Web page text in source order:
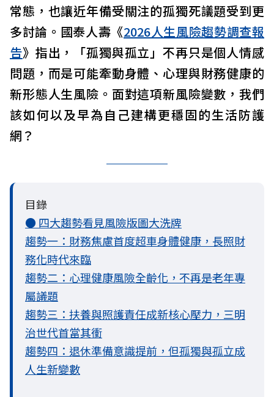
常態，也讓近年備受關注的孤獨死議題受到更
多討論。國泰人壽《2026人生風險趨勢調查報
告》指出，「孤獨與孤立」不再只是個人情感
問題，而是可能牽動身體、心理與財務健康的
新形態人生風險。面對這項新風險變數，我們
該如何以及早為自己建構更穩固的生活防護
網？
目錄
● 四大趨勢看見風險版圖大洗牌
趨勢一：財務焦慮首度超車身體健康，長照財
務化時代來臨
趨勢二：心理健康風險全齡化，不再是老年專
屬議題
趨勢三：扶養與照護責任成新核心壓力，三明
治世代首當其衝
趨勢四：退休準備意識提前，但孤獨與孤立成
人生新變數